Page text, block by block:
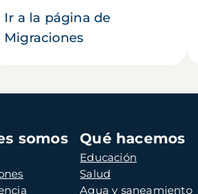
Ir a la página de
Migraciones
somos Qué hacemos
Educación
Salud
Agua y saneamiento